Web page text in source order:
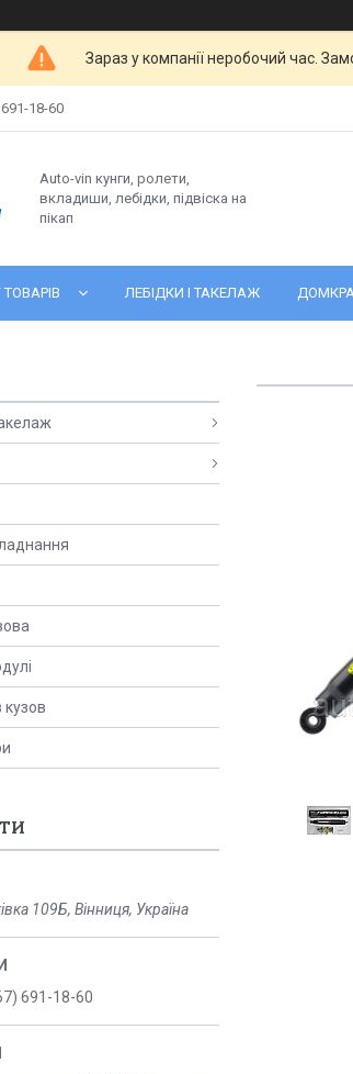
Зараз у компанії неробочий час.
18-60
Auto-vin кунги, ролети,
вкладиши, лебідки, підвіска на
пікап
ЛЕБІДКИ І ТАКЕЛАЖ
кузов
109Б, Вінниця, Україна
691-18-60